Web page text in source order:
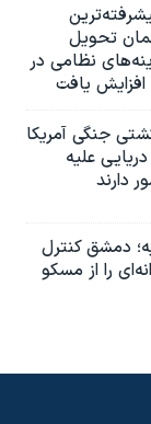
تحویل
نظامی در
افزایش یافت
بیش از ۲۰ کشتی جنگی آمریکا
علیه
دارند
دمشق کنترل
را از مسکو